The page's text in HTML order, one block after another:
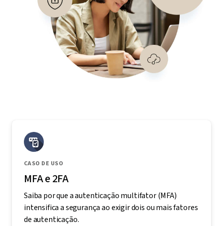
CASO DE USO
MFA e 2FA
Saiba por que a autenticação multifator (MFA)
intensifica a segurança ao exigir dois ou mais fatores
de autenticação.